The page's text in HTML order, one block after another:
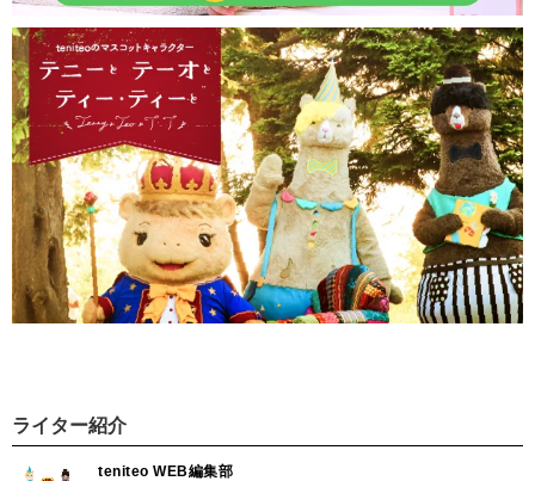
ライター紹介
teniteo WEB編集部